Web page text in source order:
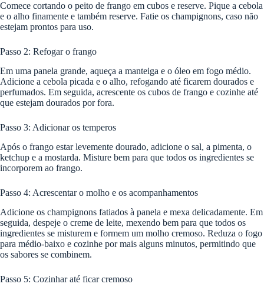
Comece cortando o peito de frango em cubos e reserve. Pique a cebola
e o alho finamente e também reserve. Fatie os champignons, caso não
estejam prontos para uso.
Passo 2: Refogar o frango
Em uma panela grande, aqueça a manteiga e o óleo em fogo médio.
Adicione a cebola picada e o alho, refogando até ficarem dourados e
perfumados. Em seguida, acrescente os cubos de frango e cozinhe até
que estejam dourados por fora.
Passo 3: Adicionar os temperos
Após o frango estar levemente dourado, adicione o sal, a pimenta, o
ketchup e a mostarda. Misture bem para que todos os ingredientes se
incorporem ao frango.
Passo 4: Acrescentar o molho e os acompanhamentos
Adicione os champignons fatiados à panela e mexa delicadamente. Em
seguida, despeje o creme de leite, mexendo bem para que todos os
ingredientes se misturem e formem um molho cremoso. Reduza o fogo
para médio-baixo e cozinhe por mais alguns minutos, permitindo que
os sabores se combinem.
Passo 5: Cozinhar até ficar cremoso